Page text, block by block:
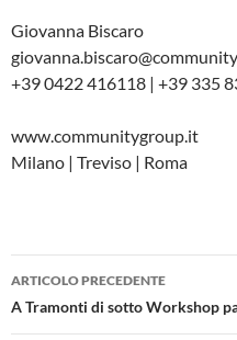
Giovanna Biscaro
+39 0422 416118 | +39 335
www.communitygroup.it
Milano | Treviso | Roma
Navigazione
articolo
ARTICOLO PRECEDENTE
A Tramonti di sotto Workshop